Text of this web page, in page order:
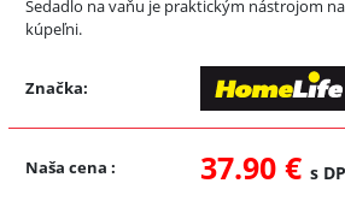
Sedadlo na vaňu je praktickým nástrojom
kúpeľni.
Značka:
Naša cena : 37.90 € s